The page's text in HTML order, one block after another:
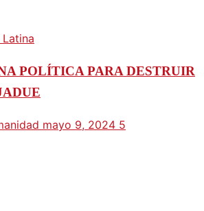
POLÍTICA PARA DESTRUIR
mayo 9, 2024 5